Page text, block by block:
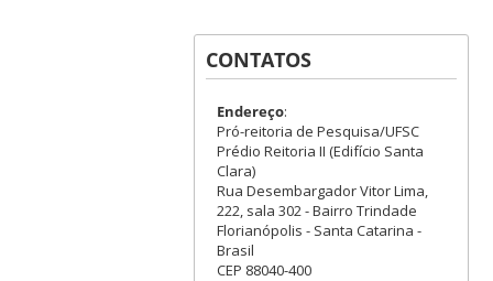
CONTATOS
Endereço:
Pró-reitoria de Pesquisa/UFSC
Prédio Reitoria II (Edifício Santa
Clara)
Rua Desembargador Vitor Lima,
222, sala 302 - Bairro Trindade
Florianópolis - Santa Catarina -
Brasil
CEP 88040-400